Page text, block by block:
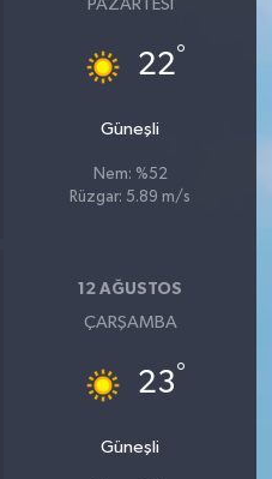
PAZARTESI
22°
Güneşli
Nem: %52
Rüzgar: 5.89 m/s
12 AĞUSTOS
ÇARŞAMBA
23°
Güneşli